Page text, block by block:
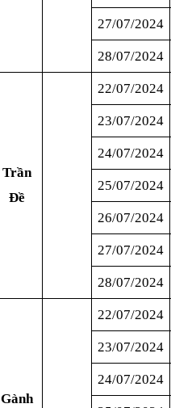
27/07/2024
28/07/2024
Trần
Đề
22/07/2024
23/07/2024
24/07/2024
25/07/2024
26/07/2024
27/07/2024
28/07/2024
Gành
22/07/2024
23/07/2024
24/07/2024